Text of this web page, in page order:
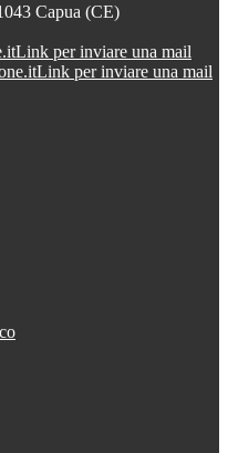
Capua (CE)
Link per inviare una mail
Link per inviare una mail